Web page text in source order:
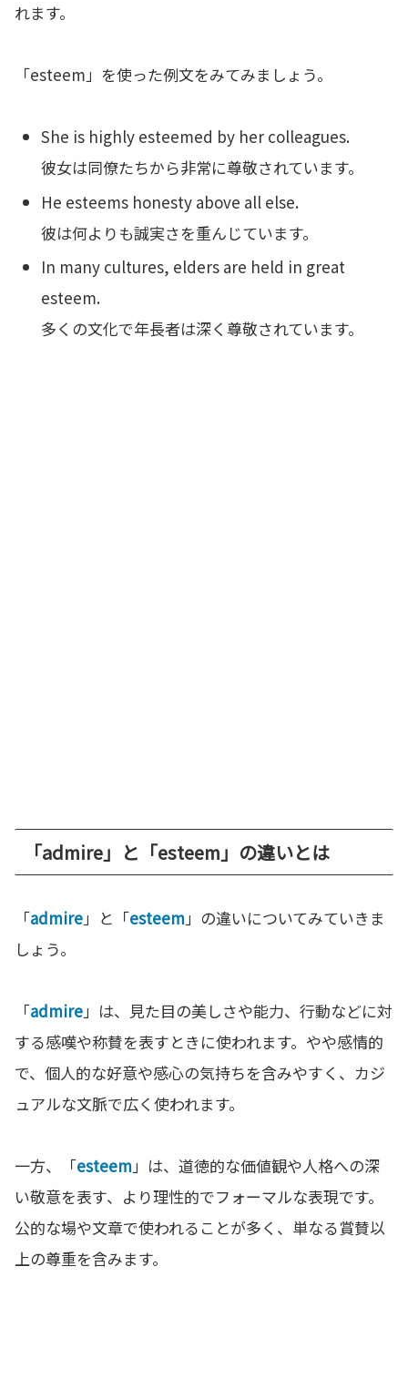
れます。
「esteem」を使った例文をみてみましょう。
She is highly esteemed by her colleagues.
彼女は同僚たちから非常に尊敬されています。
He esteems honesty above all else.
彼は何よりも誠実さを重んじています。
In many cultures, elders are held in great
esteem.
多くの文化で年長者は深く尊敬されています。
「admire」と「esteem」の違いとは
「admire」と「esteem」の違いについてみていきま
しょう。
「admire」は、見た目の美しさや能力、行動などに対
する感嘆や称賛を表すときに使われます。やや感情的
で、個人的な好意や感心の気持ちを含みやすく、カジ
ュアルな文脈で広く使われます。
一方、「esteem」は、道徳的な価値観や人格への深
い敬意を表す、より理性的でフォーマルな表現です。
公的な場や文章で使われることが多く、単なる賞賛以
上の尊重を含みます。